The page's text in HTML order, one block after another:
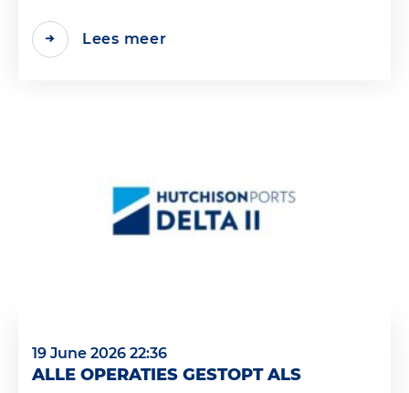
Lees meer
19 June 2026 22:36
ALLE OPERATIES GESTOPT ALS